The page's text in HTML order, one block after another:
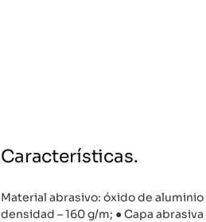
Características.
Material abrasivo: óxido de
densidad – 160 g/m; ● Capa